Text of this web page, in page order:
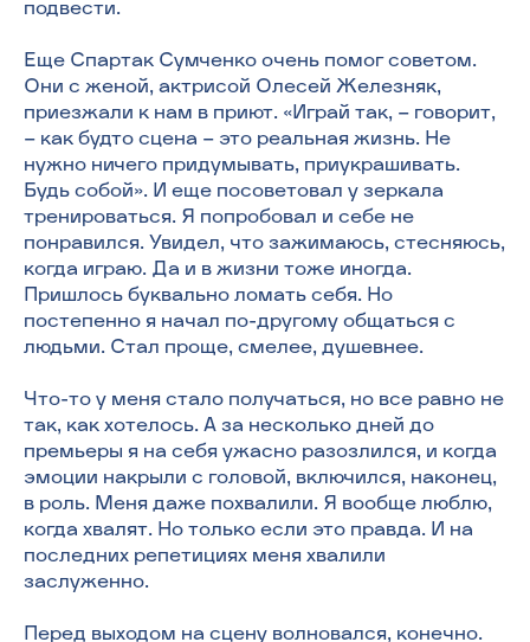
подвести.
Еще Спартак Сумченко очень помог советом.
Они с женой, актрисой Олесей Железняк,
приезжали к нам в приют. «Играй так, — говорит,
— как будто сцена — это реальная жизнь. Не
нужно ничего придумывать, приукрашивать.
Будь собой». И еще посоветовал у зеркала
тренироваться. Я попробовал и себе не
понравился. Увидел, что зажимаюсь, стесняюсь,
когда играю. Да и в жизни тоже иногда.
Пришлось буквально ломать себя. Но
постепенно я начал по-другому общаться с
людьми. Стал проще, смелее, душевнее.
Что-то у меня стало получаться, но все равно не
так, как хотелось. А за несколько дней до
премьеры я на себя ужасно разозлился, и когда
эмоции накрыли с головой, включился, наконец,
в роль. Меня даже похвалили. Я вообще люблю,
когда хвалят. Но только если это правда. И на
последних репетициях меня хвалили
заслуженно.
Перед выходом на сцену волновался, конечно.